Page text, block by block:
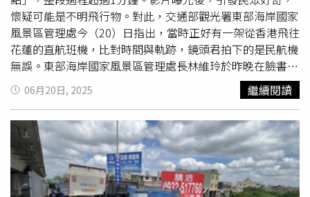
版提供）近期憑《折腰》聲勢看漲的劉宇寧，在《書卷一
夢》中挑戰一人分飾兩角，既是高冷腹黑的權臣南珩，也是
以「離十六」之名接近女主的神秘俠客，兩個角色在情感與
行動上的極端反差，為劇情增添懸念與張力。他透露，這是
自己首次嘗試喜劇類型的作品，拍攝時他腦中時常冒出各種
搞笑點子，導演也樂於放手讓他自由發揮，雖然劇中角色經
常被虐，但他演得很開心。《書卷一夢》除了主線的穿越與
女主自救劇情，劇中還穿插大量吐槽式彈幕、音效剪輯，開
頭李一桐、劉宇寧、王佑碩上演三角戀修羅場，轉圈持刀互
捅，配上歌曲〈囍〉的靈魂嗩吶聲加持，成為全劇的魔性名
場面，而轉場時巧妙穿插〈愛的魔力轉圈圈〉，更是讓觀眾
懷疑可能是不明飛行物。對此，交通部觀光署東部海岸國家
風景區管理處今（20）日指出，當時正好有一架從香港飛往
花蓮的直航班機，比對時間與軌跡，鏡頭君拍下的是民航機
無誤。東部海岸國家風景區管理處長林維玲於昨晚在臉書，
貼出設置在花蓮縣豐濱鄉海邊大石鼻山風景區的即時影像鏡
頭，當中可見畫面拍攝到太平洋海面上空突然出現一個不明
光點，由南往北移動後停滯，光點再突然變大，不久後消
失。林維玲直呼，「奇怪移動的光點？誰能解惑？」原本看
光點移動的樣子，還以為是一般商用低軌衛星，但是不知道
為何會變大又變亮。網友紛紛在留言區表示，「好亮的不明
飛行物體」、「我也看過幾次，一直懷疑為什麼東海岸一直
06月20日, 2025 繼續閱讀